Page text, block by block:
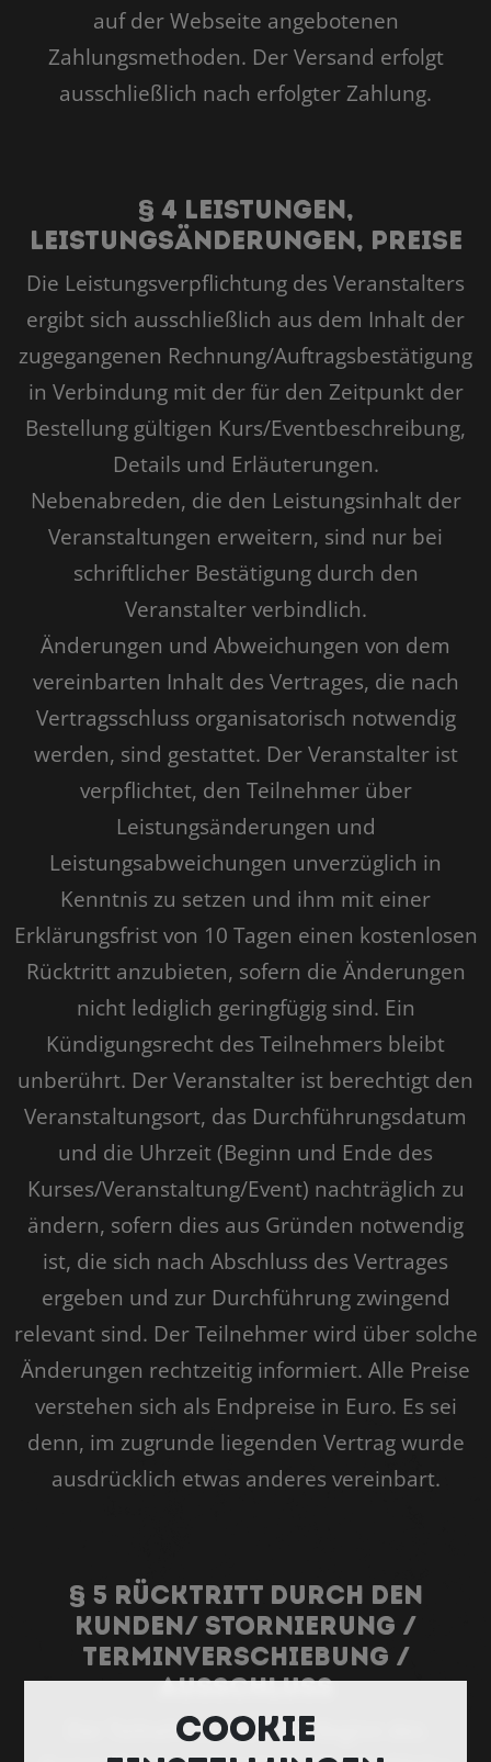
Cookie
auf der Webseite angebotenen
Zahlungsmethoden. Der Versand erfolgt
ausschließlich nach erfolgter Zahlung.
§ 4 Leistungen,
Leistungsänderungen, Preise
Die Leistungsverpflichtung des Veranstalters
ergibt sich ausschließlich aus dem Inhalt der
zugegangenen Rechnung/Auftragsbestätigung
in Verbindung mit der für den Zeitpunkt der
Bestellung gültigen Kurs/Eventbeschreibung,
Details und Erläuterungen.
Nebenabreden, die den Leistungsinhalt der
Veranstaltungen erweitern, sind nur bei
schriftlicher Bestätigung durch den
Veranstalter verbindlich.
Änderungen und Abweichungen von dem
vereinbarten Inhalt des Vertrages, die nach
Vertragsschluss organisatorisch notwendig
werden, sind gestattet. Der Veranstalter ist
verpflichtet, den Teilnehmer über
Leistungsänderungen und
Leistungsabweichungen unverzüglich in
Kenntnis zu setzen und ihm mit einer
Erklärungsfrist von 10 Tagen einen kostenlosen
Rücktritt anzubieten, sofern die Änderungen
nicht lediglich geringfügig sind. Ein
Kündigungsrecht des Teilnehmers bleibt
unberührt. Der Veranstalter ist berechtigt den
Veranstaltungsort, das Durchführungsdatum
und die Uhrzeit (Beginn und Ende des
Kurses/Veranstaltung/Event) nachträglich zu
ändern, sofern dies aus Gründen notwendig
ist, die sich nach Abschluss des Vertrages
ergeben und zur Durchführung zwingend
relevant sind. Der Teilnehmer wird über solche
Änderungen rechtzeitig informiert. Alle Preise
verstehen sich als Endpreise in Euro. Es sei
denn, im zugrunde liegenden Vertrag wurde
ausdrücklich etwas anderes vereinbart.
§ 5 Rücktritt durch den
Kunden/ Stornierung /
Terminverschiebung /
Ausschluss
Der Teilnehmer kann bis Beginn des